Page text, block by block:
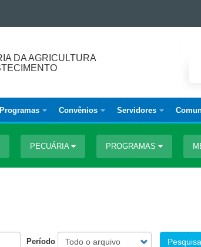
DA AGRICULTURA
Programas Convênios Servidores
PECUÁRIA PROGRAMAS
Período